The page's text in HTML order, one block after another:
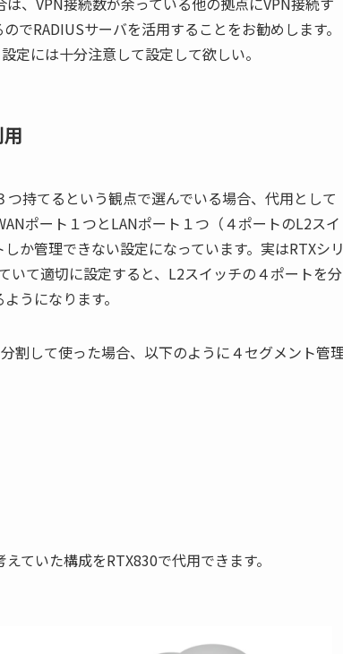
でRADIUSサーバを活用することをお勧めします。
定には十分注意して設定して欲しい。
持てるという観点で選んでいる場合、代用として
ポート１つとLANポート１つ（４ポートのL2スイ
か管理できない設定になっています。実はRTXシ
て適切に設定すると、L2スイッチの４ポートを分
うになります。
割して使った場合、以下のように４セグメント管
ていた構成をRTX830で代用できます。